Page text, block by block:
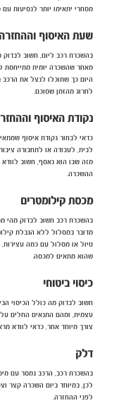
מסחרי יתאימו יותר לנסיעות עם
שעת האיסוף וההחזרה
בהשכרת רכב ליום, חשוב
היום כך שתוכלו לנצל את
לחרוג מהזמן שסוכם.
נקודת האיסוף
כדאי לבחור נקודת איסוף
לבית, לעבודה או לתחבורה
מזה שבו הוא נאסף, חשוב
ההשכרה.
מכסת קילומטרים
בהשכרת רכב חשוב לבדוק מהי
מדובר במסלול ללא הגבלת
טיול או מסלול עם כמה
שהוא מתאים למכסה.
כיסוי ביטוחי
חשוב לבדוק מה כולל הכיסוי
עצמית, ומהם התנאים החלים על
צורך מיוחד אחר, כדאי לוודא
דלק
בהשכרת רכב, הרכב נמסר עם
לכן, במיוחד ביום השכרה קצר
לפני ההחזרה.